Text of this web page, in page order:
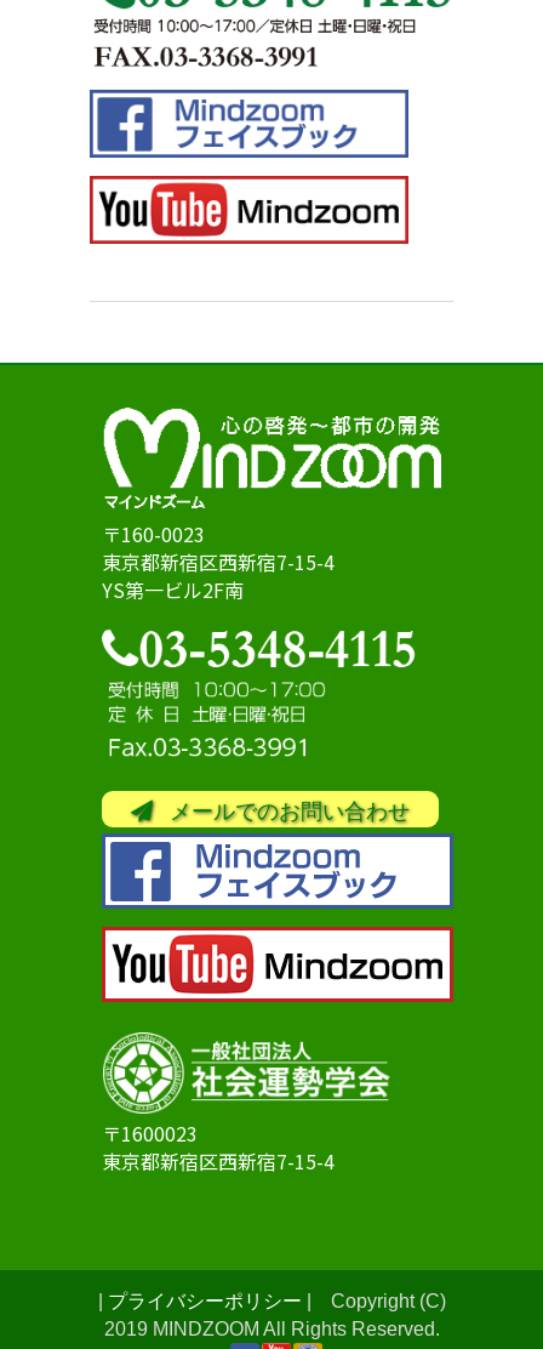
〒160-0023
東京都新宿区西新宿7-15-4
YS第一ビル2F南
メールでのお問い合わせ
〒1600023
東京都新宿区西新宿7-15-4
プライバシーポリシー | Copyright (C)
2019 MINDZOOM All Rights Reserved.